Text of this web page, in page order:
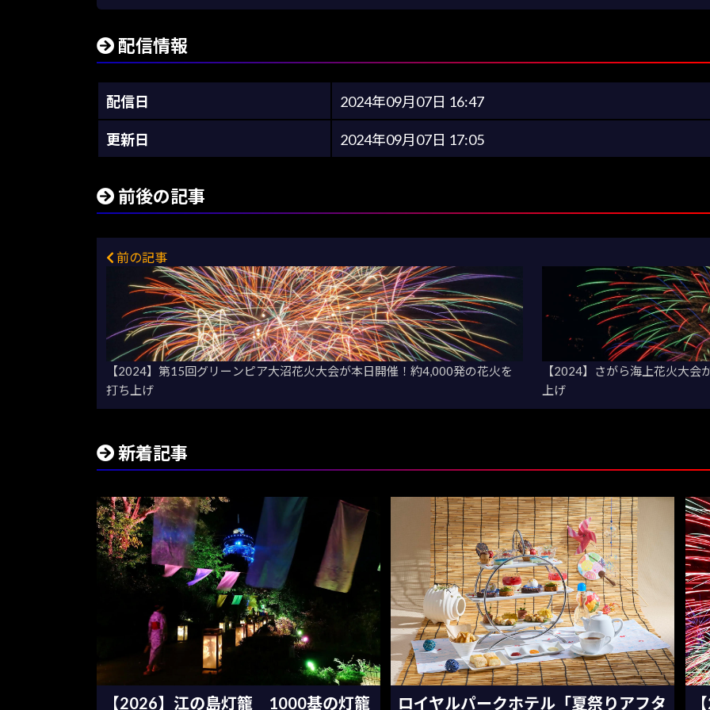
配信情報
配信日 2024年09月07日 16:47
更新日 2024年09月07日 17:05
前後の記事
前の記事
【2024】第15回グリーンピア大沼花火大会が本日開催！約4,000発の花火を
打ち上げ
【2024】さがら海上花火大
上げ
新着記事
【2026】江の島灯籠 1000基の灯籠 ロイヤルパークホテル「夏祭りアフタ